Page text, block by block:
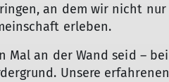
an dem wir nicht nur
erleben.
Mal an der Wand seid – bei
Unsere erfahrenen